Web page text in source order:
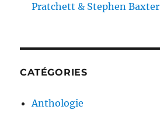
Pratchett & Stephen Baxter
CATÉGORIES
Anthologie